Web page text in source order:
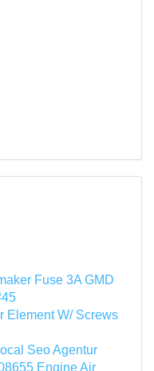
Fuse 3A GMD
Element W/ Screws
Seo Agentur
Engine Air